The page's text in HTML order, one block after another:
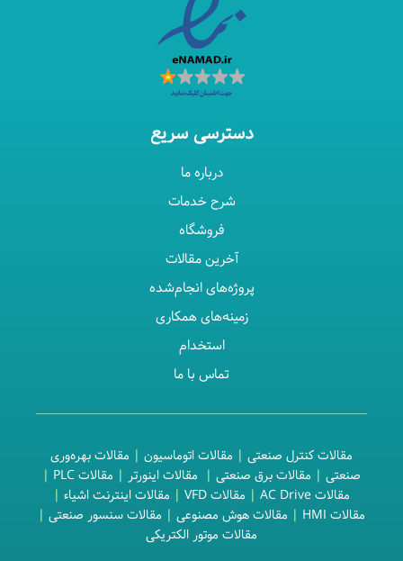
دسترسی سریع
درباره ما
شرح خدمات
فروشگاه
آخرین مقالات
پروژه‌های انجام‌شده
زمینه‌های همکاری
استخدام
تماس با ما
مقالات کنترل صنعتی | مقالات اتوماسیون | مقالات بهره‌وری
صنعتی | مقالات برق صنعتی | مقالات اینورتر | مقالات PLC
|
مقالات AC Drive
| مقالات VFD | مقالات اینترنت اشیاء |
مقالات HMI
| مقالات هوش مصنوعی | مقالات سنسور صنعتی |
مقالات موتور الکتریکی